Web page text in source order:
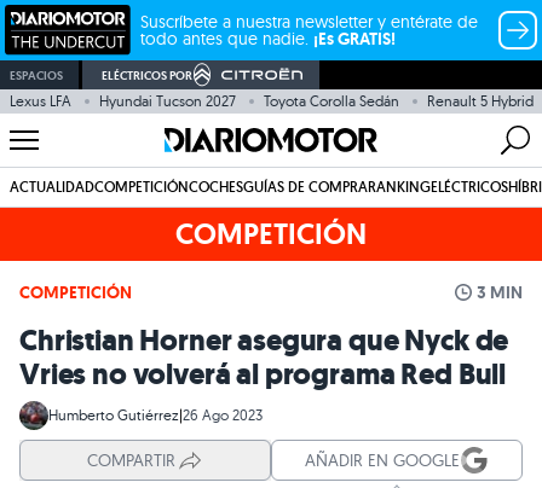
Suscríbete a nuestra newsletter y entérate de
todo antes que nadie. ¡Es GRATIS!
ESPACIOS ELÉCTRICOS POR
Lexus LFA Hyundai Tucson 2027 Toyota Corolla Sedán Renault 5 Hybrid
ACTUALIDADCOMPETICIÓNCOCHESGUÍAS DE COMPRARANKINGELÉCTRICOS
COMPETICIÓN
COMPETICIÓN 3 MIN
Christian Horner asegura que Nyck de
Vries no volverá al programa Red Bull
Humberto Gutiérrez|26 Ago 2023
COMPARTIR AÑADIR EN GOOGLE